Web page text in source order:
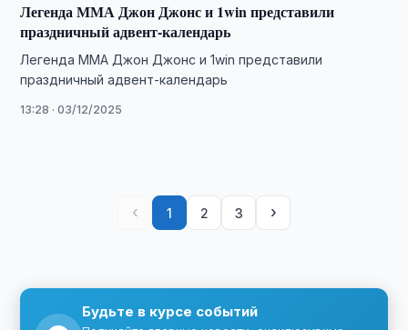
Легенда ММА Джон Джонс и 1win представили
праздничный адвент-календарь
Легенда ММА Джон Джонс и 1win представили
праздничный адвент-календарь
13:28 · 03/12/2025
‹ 1 2 3 ›
Будьте в курсе событий